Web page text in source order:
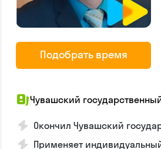
Подобрать время
Чувашский
Окончил Чувашский
Применяет